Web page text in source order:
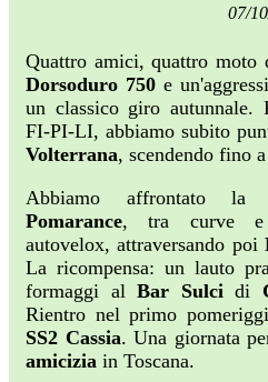
07/
Quattro amici, quattro moto
Dorsoduro 750 e
un classico giro autunnale.
FI-PI-LI, abbiamo subito
Volterrana, scendendo fino a
Abbiamo affrontato la
Pomarance, tra curve e
autovelox, attraversando poi
La ricompensa: un lauto
formaggi alBar Sulci di
Rientro nel primo
SS2 Cassia. Una giornata
amicizia in Toscana.